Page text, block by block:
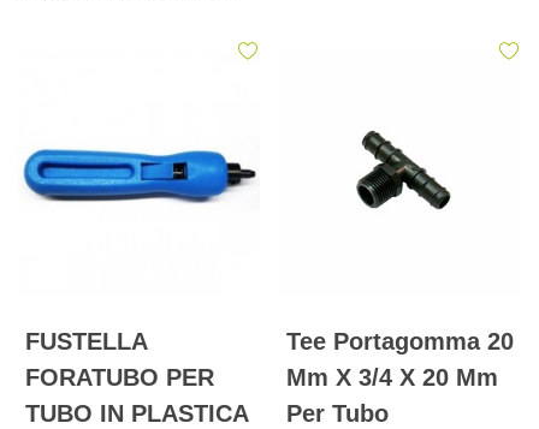
FUSTELLA
FORATUBO PER
TUBO IN PLASTICA
Tee Portagomma 20
Mm X 3/4 X 20 Mm
Per Tubo